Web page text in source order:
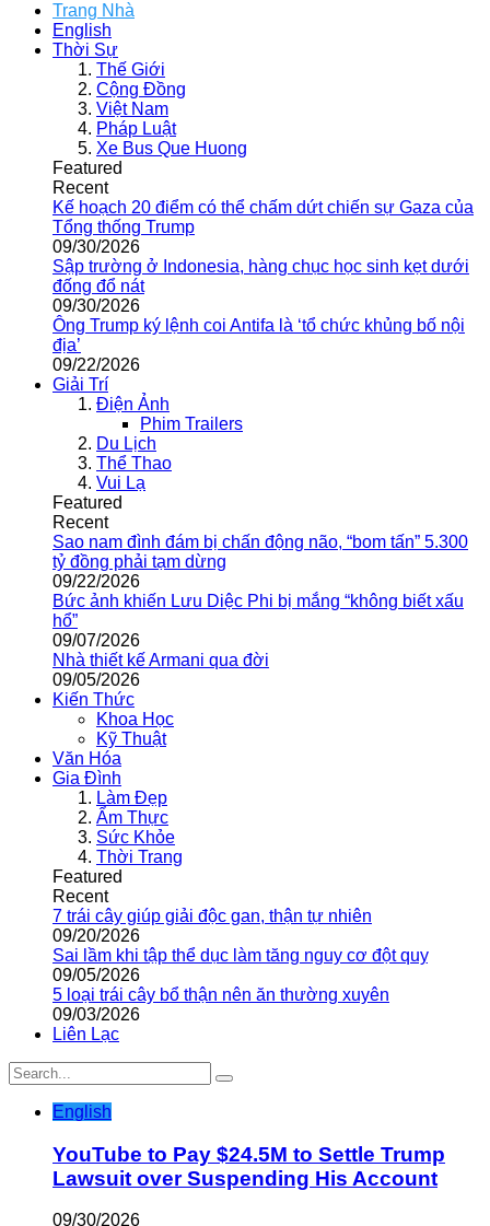
Trang Nhà
English
Thời Sự
Thế Giới
Cộng Đồng
Việt Nam
Pháp Luật
Xe Bus Que Huong
Featured
Recent
Kế hoạch 20 điểm có thể chấm dứt chiến sự Gaza của
Tổng thống Trump
09/30/2026
Sập trường ở Indonesia, hàng chục học sinh kẹt dưới
đống đổ nát
09/30/2026
Ông Trump ký lệnh coi Antifa là ‘tổ chức khủng bố nội
địa’
09/22/2026
Giải Trí
Điện Ảnh
Phim Trailers
Du Lịch
Thể Thao
Vui Lạ
Featured
Recent
Sao nam đình đám bị chấn động não, “bom tấn” 5.300
tỷ đồng phải tạm dừng
09/22/2026
Bức ảnh khiến Lưu Diệc Phi bị mắng “không biết xấu
hổ”
09/07/2026
Nhà thiết kế Armani qua đời
09/05/2026
Kiến Thức
Khoa Học
Kỹ Thuật
Văn Hóa
Gia Đình
Làm Đẹp
Ẩm Thực
Sức Khỏe
Thời Trang
Featured
Recent
7 trái cây giúp giải độc gan, thận tự nhiên
09/20/2026
Sai lầm khi tập thể dục làm tăng nguy cơ đột quỵ
09/05/2026
5 loại trái cây bổ thận nên ăn thường xuyên
09/03/2026
Liên Lạc
English
YouTube to Pay $24.5M to Settle Trump
Lawsuit over Suspending His Account
09/30/2026